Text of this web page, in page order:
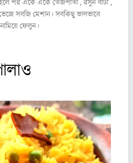
পর একে একে তেজপাতা , রসুন বাটা ,
সবজি মেশান। সবকিছু ভালভাবে
ফেলুন।